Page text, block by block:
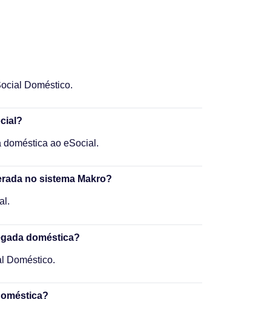
Doméstico.
doméstica ao eSocial.
no sistema Makro?
doméstica?
Doméstico.